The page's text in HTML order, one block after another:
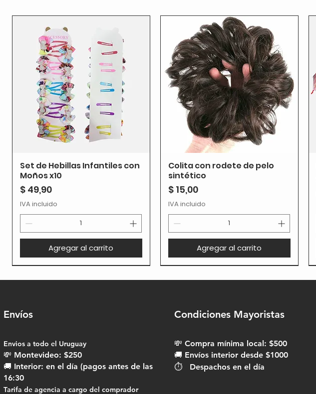
Set de Hebillas Infantiles con
Moños x10
Precio
$ 49,90
IVA incluido
Agregar al carrito
Colita con rodete de pelo
sintético
Precio
$ 15,00
IVA incluido
Agregar al carrito
Envíos
Envios a todo el Uruguay​
💸 Montevideo: $250
🚚 Interior: en el día (pagos antes de las
16:30
Tarifa de agencia a cargo del comprador
Condiciones Mayoristas
💸 Compra mínima local: $500
🚚 Envíos interior desde $1000
⏱ Despachos en el día